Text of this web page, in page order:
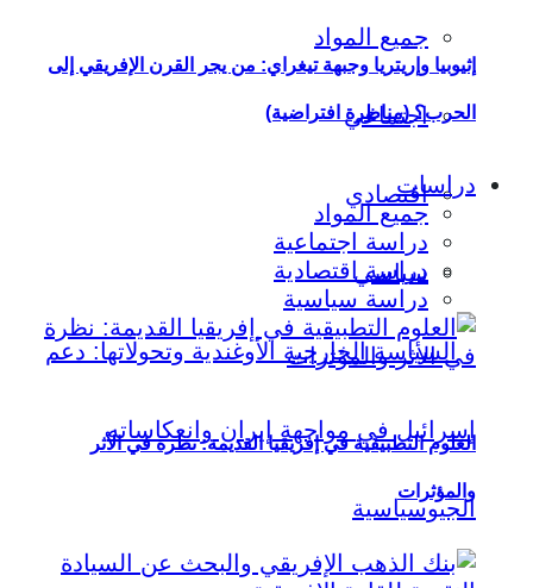
جميع المواد
اجتماعي
اقتصادي
سياسي
إثيوبيا وإريتريا وجبهة تيغراي: من يجر القرن الإفريقي إلى
الحرب؟ (مناظرة افتراضية)
دراسات
جميع المواد
دراسة اجتماعية
دراسة اقتصادية
دراسة سياسية
العلوم التطبيقية في إفريقيا القديمة: نظرة في الأثر
والمؤثرات